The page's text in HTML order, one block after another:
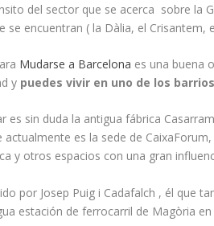
del sector que se acerca sobre la
se encuentran ( la Dàlia, el Crisantem,
Mudarse a Barcelona es una buena
y puedes vivir en uno de los
es sin duda la antigua fábrica
actualmente es la sede de
y otros espacios con una gran
por Josep Puig i Cadafalch , él que
estación de ferrocarril de Magòria